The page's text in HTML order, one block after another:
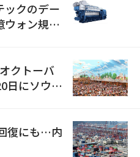
ックのデー
ウォン規模
クトーバ
日にソウル
復にも…内